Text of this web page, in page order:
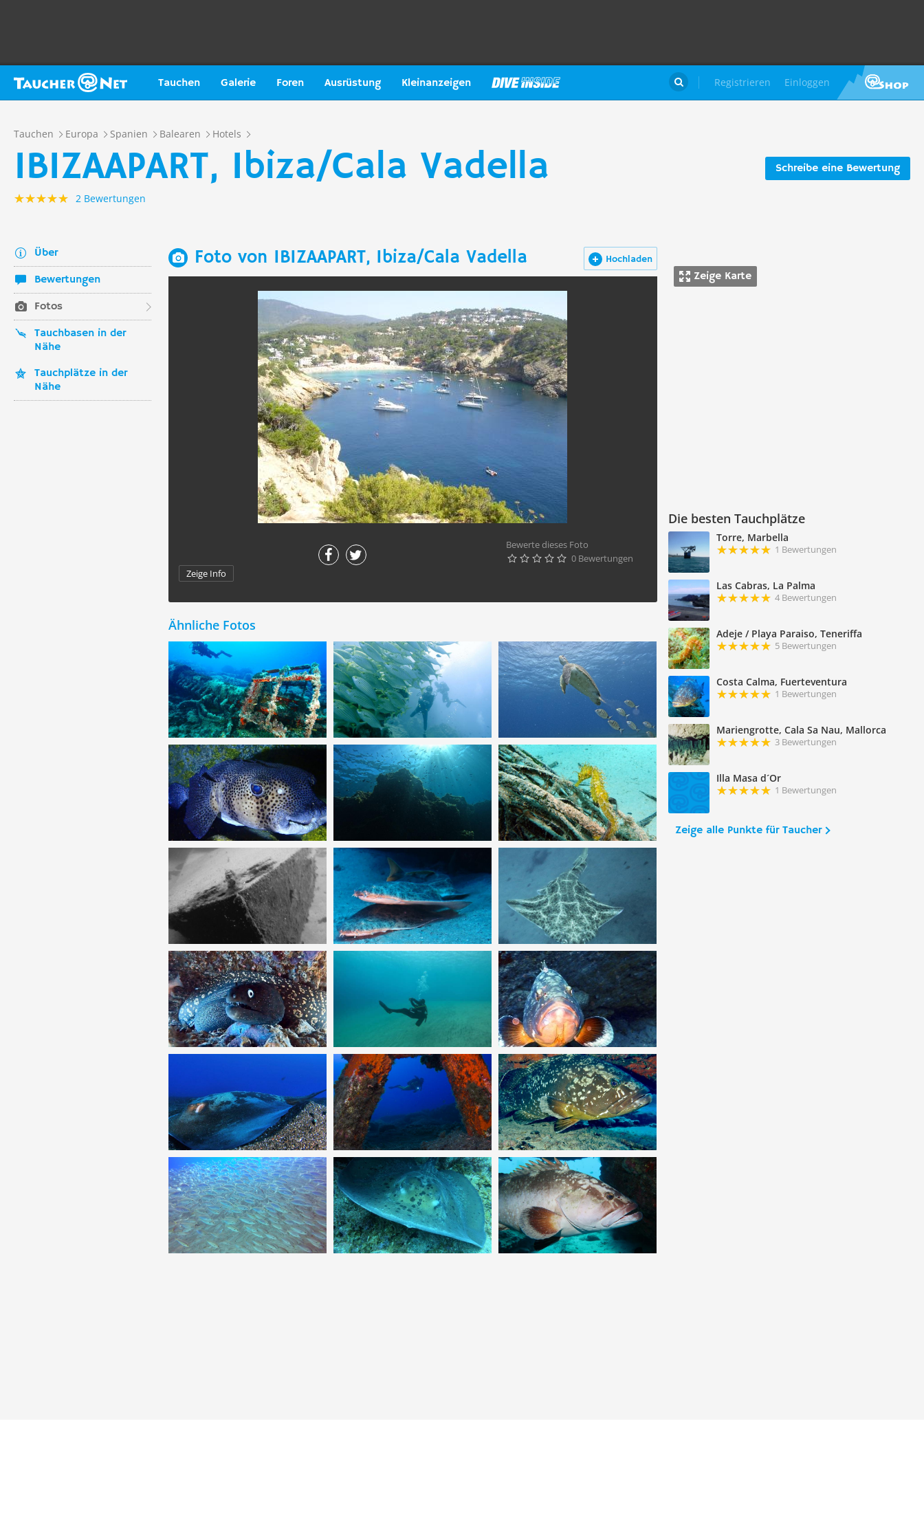
Tauchen Galerie Foren Ausrüstung Kleinanzeigen Registrieren Einloggen

Tauchen Europa Spanien Balearen Hotels
Schreibe eine Bewertung
IBIZAAPART, Ibiza/Cala Vadella
2 Bewertungen
Über
Bewertungen
Fotos
Tauchbasen in der
Nähe
Tauchplätze in der
Nähe
Zeige Karte
Die besten Tauchplätze
Torre, Marbella
1 Bewertungen
Las Cabras, La Palma
4 Bewertungen
Adeje / Playa Paraiso, Teneriffa
5 Bewertungen
Costa Calma, Fuerteventura
1 Bewertungen
Mariengrotte, Cala Sa Nau, Mallorca
3 Bewertungen
Illa Masa d´Or
1 Bewertungen
Zeige alle Punkte für Taucher
Hochladen
Foto von IBIZAAPART, Ibiza/Cala Vadella
Bewerte dieses Foto
     0 Bewertungen
Zeige Info
Ähnliche Fotos